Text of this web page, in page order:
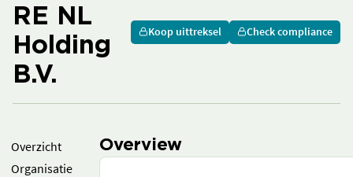
RE NL
Holding
B.V.
Koop uittreksel Check compliance
Overzicht
Organisatie
Overview